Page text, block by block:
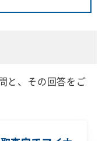
と、その回答をご